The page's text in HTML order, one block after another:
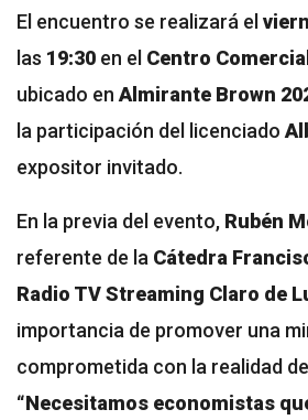
El encuentro se realizará el
las 19:30 en el Centro
ubicado enAlmirante Brown
la participación del licenciado
expositor invitado.
En la previa del evento, Rubén
referente de la Cátedra
Radio TV Streaming Claro de
importancia de promover una
comprometida con la realidad
“Necesitamos economistas